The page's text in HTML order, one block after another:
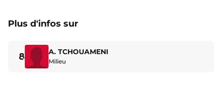
Plus d'infos sur
8 A. TCHOUAMENI
Milieu